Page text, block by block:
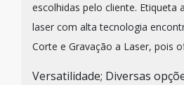
escolhidas pelo cliente. Etiqueta
laser com alta tecnologia
Corte e Gravação a Laser, pois
Versatilidade; Diversas